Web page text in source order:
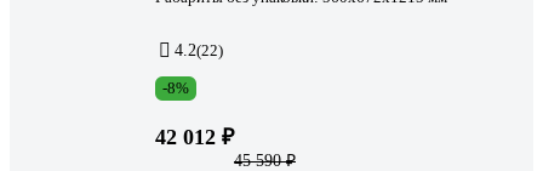
4.2(22)
-8%
42 012 ₽
45 590 ₽